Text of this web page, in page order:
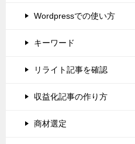
Wordpressでの使い方
キーワード
リライト記事を確認
収益化記事の作り方
商材選定